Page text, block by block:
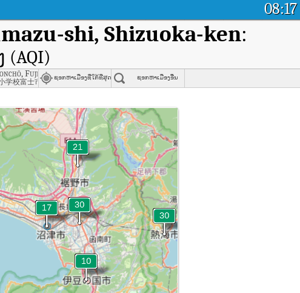
08:17
shi, Shizuoka-ken:
Fuji-shi, Shizuoka-ken
学校富士市 ຊອກຫາເມືອງທີ່ໃກ້ທີ່ສຸດ ຊອກຫາເມືອງອື່ນ
Numazu-shi, Shizuoka-ken (AQI).